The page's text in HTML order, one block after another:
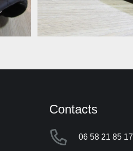
Contacts
06 58 21 85 17